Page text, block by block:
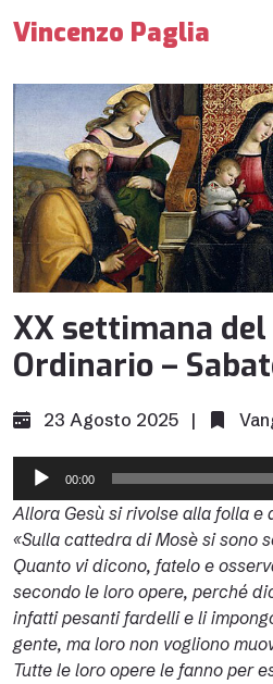
Vincenzo Paglia
XX settimana del
Ordinario –
23 Agosto 2025 |
Audio
Player
00:00
Allora Gesù si rivolse alla folla
«Sulla cattedra di Mosè si sono
Quanto vi dicono, fatelo e
secondo le loro opere, perché
infatti pesanti fardelli e li
gente, ma loro non vogliono
Tutte le loro opere le fanno per